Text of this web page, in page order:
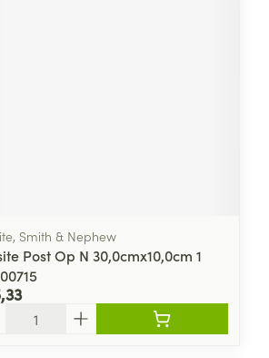
Smith & Nephew
Post Op N 30,0cmx10,0cm 1